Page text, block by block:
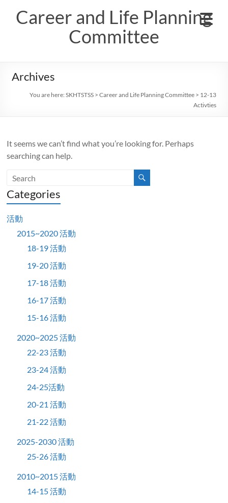
contentCareer and Life Planning
Committee
Archives
You are here:SKHTSTSS >Career and Life Planning Committee > 12-13
Activties
It seems we can’t find what you’re looking for. Perhaps
searching can help.
Categories
活動
2015~2020 活動
18-19 活動
19-20 活動
17-18 活動
16-17 活動
15-16 活動
2020~2025 活動
22-23 活動
23-24 活動
24-25活動
20-21 活動
21-22 活動
2025-2030 活動
25-26 活動
2010~2015 活動
14-15 活動